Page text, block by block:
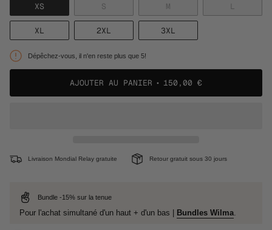
XS
ÉPUISÉE
S
ÉPUISÉE
OU
NON
M
ÉPUISÉE
OU
NON
L
ÉPUISÉE
XL
ÉPUISÉE
NON
DISPONIBLE
2XL
ÉPUISÉE
NON
DISPONIBLE
3XL
ÉPUISÉE
DISPONIBLE
Dépêchez-vous, il n'en reste plus que 5!
AJOUTER AU PANIER 150,00 €
Livraison Mondial Relay gratuite Retour gratuit sous 30 jours
Bundle -15% sur la tenue
Pour l'achat simultané d'un haut + d'un bas | Bundles Wilma